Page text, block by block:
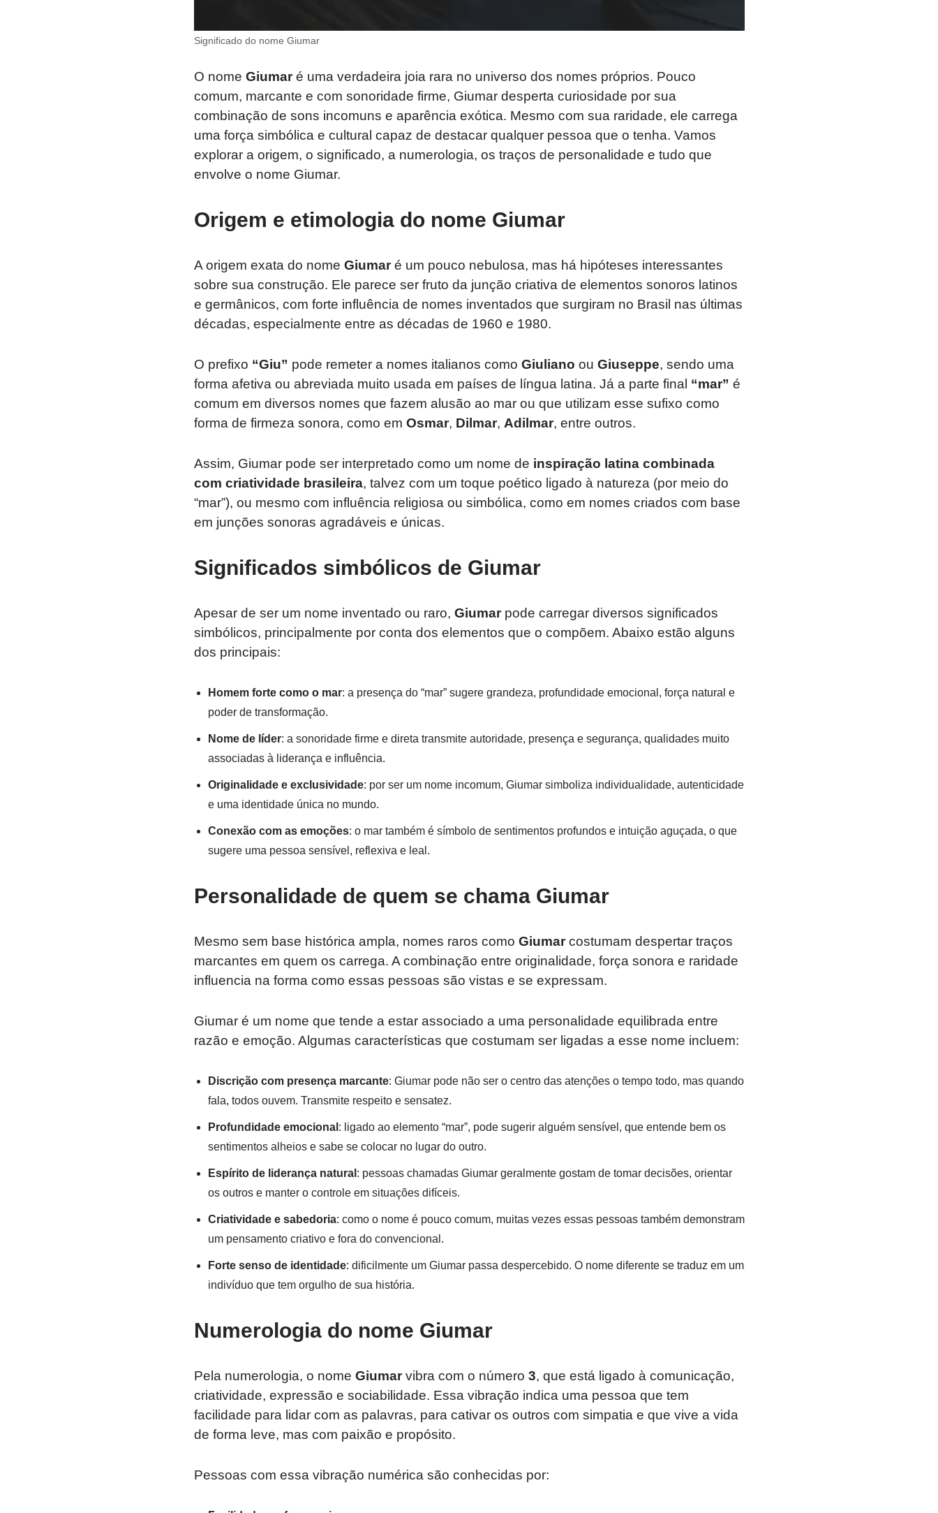
Significado do nome Giumar
O nome Giumaré uma verdadeira joia rara no universo dos nomes próprios. Pouco
comum, marcante e com sonoridade firme, Giumar desperta curiosidade por sua
combinação de sons incomuns e aparência exótica. Mesmo com sua raridade, ele carrega
uma força simbólica e cultural capaz de destacar qualquer pessoa que o tenha. Vamos
explorar a origem, o significado, a numerologia, os traços de personalidade e tudo que
envolve o nome Giumar.
Origem e etimologia do nome Giumar
A origem exata do nome Giumaré um pouco nebulosa, mas há hipóteses interessantes
sobre sua construção. Ele parece ser fruto da junção criativa de elementos sonoros latinos
e germânicos, com forte influência de nomes inventados que surgiram no Brasil nas últimas
décadas, especialmente entre as décadas de 1960 e 1980.
O prefixo “Giu” pode remeter a nomes italianos como Giuliano ou Giuseppe, sendo uma
forma afetiva ou abreviada muito usada em países de língua latina. Já a parte final “mar” é
comum em diversos nomes que fazem alusão ao mar ou que utilizam esse sufixo como
forma de firmeza sonora, como em Osmar, Dilmar, Adilmar, entre outros.
Assim, Giumar pode ser interpretado como um nome de inspiração latina combinada
com criatividade brasileira, talvez com um toque poético ligado à natureza (por meio do
“mar”), ou mesmo com influência religiosa ou simbólica, como em nomes criados com base
em junções sonoras agradáveis e únicas.
Significados simbólicos de Giumar
Apesar de ser um nome inventado ou raro, Giumarpode carregar diversos significados
simbólicos, principalmente por conta dos elementos que o compõem. Abaixo estão alguns
dos principais:
Homem forte como o mar: a presença do “mar” sugere grandeza, profundidade emocional, força natural e
poder de transformação.
Nome de líder: a sonoridade firme e direta transmite autoridade, presença e segurança, qualidades muito
associadas à liderança e influência.
Originalidade e exclusividade: por ser um nome incomum, Giumar simboliza individualidade, autenticidade
e uma identidade única no mundo.
Conexão com as emoções: o mar também é símbolo de sentimentos profundos e intuição aguçada, o que
sugere uma pessoa sensível, reflexiva e leal.
Personalidade de quem se chama Giumar
Mesmo sem base histórica ampla, nomes raros como Giumarcostumam despertar traços
marcantes em quem os carrega. A combinação entre originalidade, força sonora e raridade
influencia na forma como essas pessoas são vistas e se expressam.
Giumar é um nome que tende a estar associado a uma personalidade equilibrada entre
razão e emoção. Algumas características que costumam ser ligadas a esse nome incluem:
Discrição com presença marcante: Giumar pode não ser o centro das atenções o tempo todo, mas quando
fala, todos ouvem. Transmite respeito e sensatez.
Profundidade emocional : ligado ao elemento “mar”, pode sugerir alguém sensível, que entende bem os
sentimentos alheios e sabe se colocar no lugar do outro.
Espírito de liderança natural : pessoas chamadas Giumar geralmente gostam de tomar decisões, orientar
os outros e manter o controle em situações difíceis.
Criatividade e sabedoria: como o nome é pouco comum, muitas vezes essas pessoas também demonstram
um pensamento criativo e fora do convencional.
Forte senso de identidade: dificilmente um Giumar passa despercebido. O nome diferente se traduz em um
indivíduo que tem orgulho de sua história.
Numerologia do nome Giumar
Pela numerologia, o nome Giumarvibra com o número 3, que está ligado à comunicação,
criatividade, expressão e sociabilidade. Essa vibração indica uma pessoa que tem
facilidade para lidar com as palavras, para cativar os outros com simpatia e que vive a vida
de forma leve, mas com paixão e propósito.
Pessoas com essa vibração numérica são conhecidas por: